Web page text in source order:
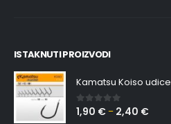
ISTAKNUTI PROIZVODI
Kamatsu Koiso udice
0out of 5
1,90 € – 2,40 €